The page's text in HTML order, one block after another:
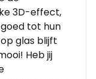
3D-effect,
tot hun
glas blijft
Heb jij